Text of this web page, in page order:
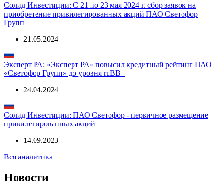
Солид Инвестиции: С 21 по 23 мая 2024 г. сбор заявок на
приобретение привилегированных акций ПАО Светофор
Групп
21.05.2024
Эксперт РА: «Эксперт РА» повысил кредитный рейтинг ПАО
«Светофор Групп» до уровня ruBB+
24.04.2024
Солид Инвестиции: ПАО Светофор - первичное размещение
привилегированных акций
14.09.2023
Вся аналитика
Новости